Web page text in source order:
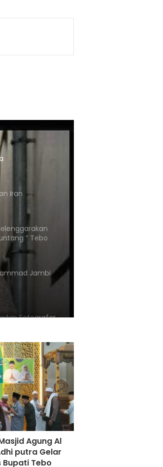
Laut Timur
Iran
” Tebo
Jambi
Fotografer
Abad Ke
Mantra
Laut TimurAgung Al
putra Gelar
Bupati Tebo